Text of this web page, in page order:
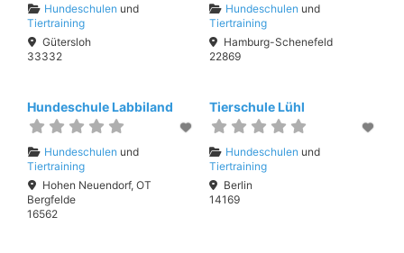
Hundeschulen und
Tiertraining
Gütersloh
33332
Hundeschulen und
Tiertraining
Hamburg-Schenefeld
22869
Hundeschule Labbiland
Hundeschulen und
Tiertraining
Hohen Neuendorf, OT
Bergfelde
16562
Tierschule Lühl
Hundeschulen und
Tiertraining
Berlin
14169